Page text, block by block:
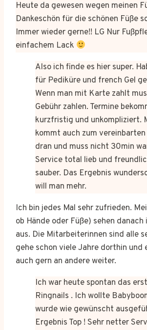
Heute da gewesen wegen meinen
Dankeschön für die schönen Füße
Immer wieder gerne!! LG Nur
einfachem Lack
Also ich finde es hier super.
für Pediküre und french Gel
Wenn man mit Karte zahlt
Gebühr zahlen. Termine
kurzfristig und unkompliziert.
kommt auch zum
dran und muss nicht 30min
Service total lieb und
sauber. Das Ergebnis
will man mehr.
Ich bin jedes Mal sehr zufrieden.
ob Hände oder Füße) sehen danach
aus. Die Mitarbeiterinnen sind alle
gehe schon viele Jahre dorthin und
auch gern an andere weiter.
Ich war heute spontan das
Ringnails . Ich wollte
wurde wie gewünscht
Ergebnis Top ! Sehr netter